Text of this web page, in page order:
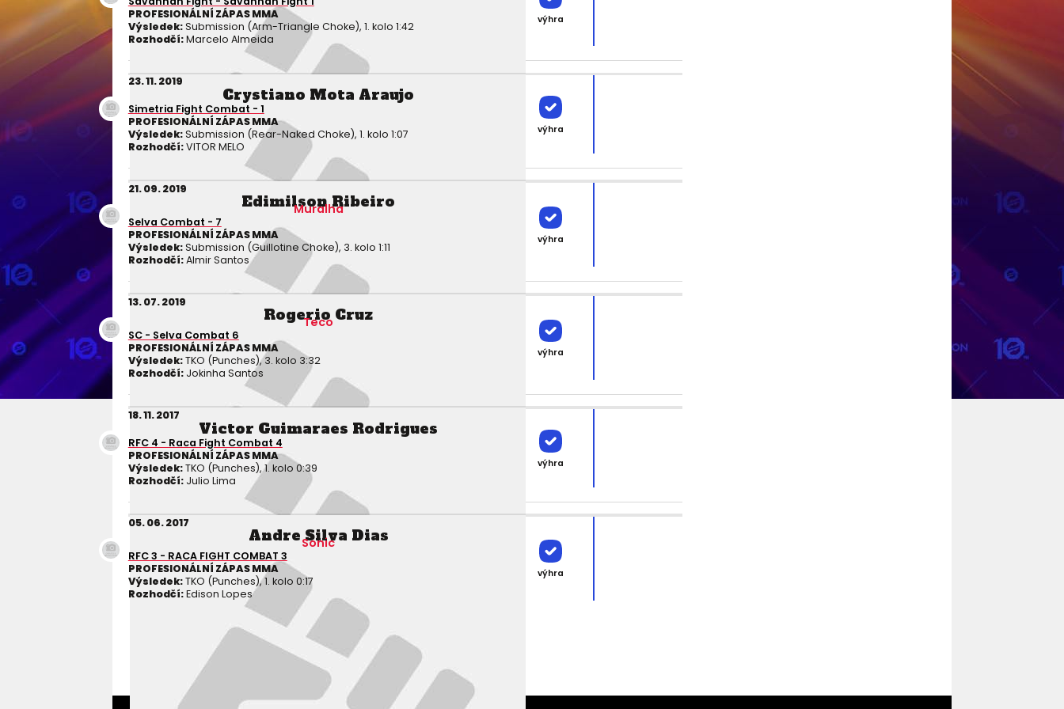
PROFESIONÁLNÍ ZÁPAS MMA
Výsledek:Submission (Arm-Triangle Choke), 1. kolo 1:42
Rozhodčí:Marcelo Almeida
výhra
23. 11. 2019
Crystiano Mota Araujo
Simetria Fight Combat - 1
PROFESIONÁLNÍ ZÁPAS MMA
Výsledek:Submission (Rear-Naked Choke), 1. kolo 1:07
Rozhodčí:VITOR MELO
výhra
21. 09. 2019
Edimilson Ribeiro
Muralha
Selva Combat - 7
PROFESIONÁLNÍ ZÁPAS MMA
Výsledek:Submission (Guillotine Choke), 3. kolo 1:11
Rozhodčí:Almir Santos
výhra
13. 07. 2019
Rogerio Cruz
Teco
SC - Selva Combat 6
PROFESIONÁLNÍ ZÁPAS MMA
Výsledek:TKO (Punches), 3. kolo 3:32
Rozhodčí:Jokinha Santos
výhra
18. 11. 2017
Victor Guimaraes Rodrigues
RFC 4 - Raca Fight Combat 4
PROFESIONÁLNÍ ZÁPAS MMA
Výsledek:TKO (Punches), 1. kolo 0:39
Rozhodčí:Julio Lima
výhra
05. 06. 2017
Andre Silva Dias
Sonic
RFC 3 - RACA FIGHT COMBAT 3
PROFESIONÁLNÍ ZÁPAS MMA
Výsledek:TKO (Punches), 1. kolo 0:17
Rozhodčí:Edison Lopes
výhra